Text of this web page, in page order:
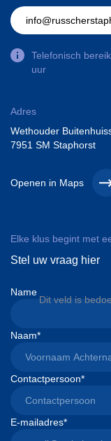
Telefonisch
uur
Adres
Wethouder
7951 SM Staphorst
Openen in Maps
Elke klus begint met
Stel uw vraag hier
Name
Dit veld is
Naam*
Contactpersoon*
E-mailadres*